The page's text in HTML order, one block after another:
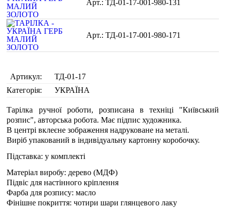
ТД-01-17-001-980-131
ТД-01-17-001-980-171
Артикул:
ТД-01-17
Категорія:
УКРАЇНА
Тарілка ручної роботи, розписана в техніці "Київський
розпис", авторська робота. Має підпис художника.
В центрі вклеєне зображення надруковане на металі.
Виріб упакований в індивідуальну картонну коробочку.
Підставка: у комплекті
Матеріал виробу: дерево (МДФ)
Підвіс для настінного кріплення
Фарба для розпису: масло
Фінішне покриття: чотири шари глянцевого лаку